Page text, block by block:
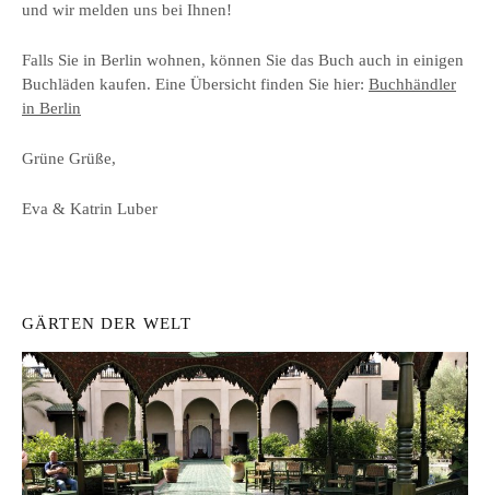
und wir melden uns bei Ihnen!
Falls Sie in Berlin wohnen, können Sie das Buch auch in einigen
Buchläden kaufen. Eine Übersicht finden Sie hier: Buchhändler
in Berlin
Grüne Grüße,
Eva & Katrin Luber
GÄRTEN DER WELT